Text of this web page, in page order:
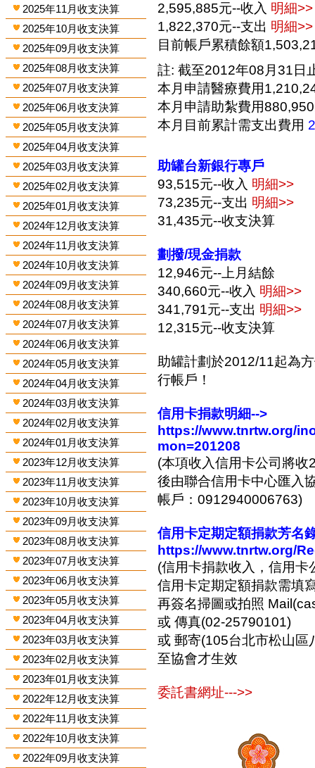
2025年11月收支決算
2025年10月收支決算
2025年09月收支決算
2025年08月收支決算
2025年07月收支決算
2025年06月收支決算
2025年05月收支決算
2025年04月收支決算
2025年03月收支決算
2025年02月收支決算
2025年01月收支決算
2024年12月收支決算
2024年11月收支決算
2024年10月收支決算
2024年09月收支決算
2024年08月收支決算
2024年07月收支決算
2024年06月收支決算
2024年05月收支決算
2024年04月收支決算
2024年03月收支決算
2024年02月收支決算
2024年01月收支決算
2023年12月收支決算
2023年11月收支決算
2023年10月收支決算
2023年09月收支決算
2023年08月收支決算
2023年07月收支決算
2023年06月收支決算
2023年05月收支決算
2023年04月收支決算
2023年03月收支決算
2023年02月收支決算
2023年01月收支決算
2022年12月收支決算
2022年11月收支決算
2022年10月收支決算
2022年09月收支決算
2,595,885元--收入 明細>>
1,822,370元--支出 明細>>
目前帳戶累積餘額
註: 截至2012年08月31日
本月申請醫療費用
本月申請助紮費用
本月目前累計需支出費用
助罐台新銀行專戶
93,515元--收入 明細>>
73,235元--支出 明細>>
31,435元--收支決算
劃撥/現金捐款
12,946元--上月結餘
340,660元--收入 明細>>
341,791元--支出 明細>>
12,315元--收支決算
助罐計劃於2012/11起為
行帳戶！
信用卡捐款明細-->
https://www.tnrtw.org/
mon=201208
(本項收入信用卡公司將
後由聯合信用卡中心匯入
帳戶：0912940006763)
信用卡定期定額捐款芳名
https://www.tnrtw.org/
(信用卡捐款收入，信用
信用卡定期定額捐款需填
再簽名掃圖或拍照
或 傳真(02-25790101)
或 郵寄(105台北市松山
至協會才生效
委託書網址--->>